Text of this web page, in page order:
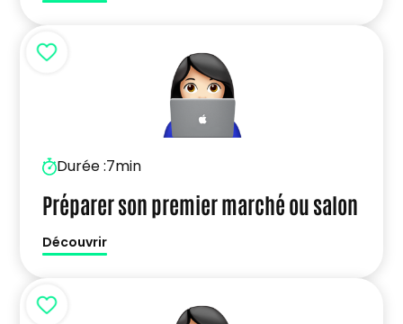
Durée :7min
Préparer son premier marché ou salon
Découvrir